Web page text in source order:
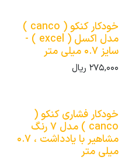
خودکار کنکو ( canco )
مدل اکسل ( excel ) -
سایز 0.7 میلی متر
275,000 ریال
خودکار فشاری کنکو (
canco ) مدل 7 رنگ
مشاهیر با یادداشت ، 0.7
میلی متر